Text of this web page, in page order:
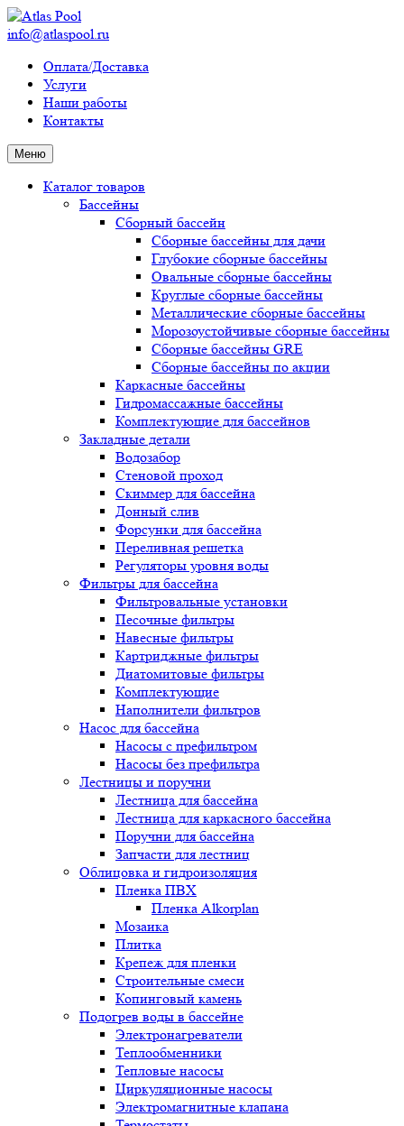
info@atlaspool.ru
Оплата/Доставка
Услуги
Наши работы
Контакты
Меню
Каталог товаров
Бассейны
Сборный бассейн
Сборные бассейны для дачи
Глубокие сборные бассейны
Овальные сборные бассейны
Круглые сборные бассейны
Металлические сборные бассейны
Морозоустойчивые сборные бассейны
Сборные бассейны GRE
Сборные бассейны по акции
Каркасные бассейны
Гидромассажные бассейны
Комплектующие для бассейнов
Закладные детали
Водозабор
Стеновой проход
Скиммер для бассейна
Донный слив
Форсунки для бассейна
Переливная решетка
Регуляторы уровня воды
Фильтры для бассейна
Фильтровальные установки
Песочные фильтры
Навесные фильтры
Картриджные фильтры
Диатомитовые фильтры
Комплектующие
Наполнители фильтров
Насос для бассейна
Насосы с префильтром
Насосы без префильтра
Лестницы и поручни
Лестница для бассейна
Лестница для каркасного бассейна
Поручни для бассейна
Запчасти для лестниц
Облицовка и гидроизоляция
Пленка ПВХ
Пленка Alkorplan
Мозаика
Плитка
Крепеж для пленки
Строительные смеси
Копинговый камень
Подогрев воды в бассейне
Электронагреватели
Теплообменники
Тепловые насосы
Циркуляционные насосы
Электромагнитные клапана